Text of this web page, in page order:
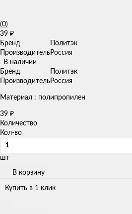
(0)
39 ₽
Бренд
Политэк
ПроизводительРоссия
В наличии
Бренд
Политэк
ПроизводительРоссия
Материал : полипропилен
39 ₽
Количество
Кол-во
шт
В корзину
Купить в 1 клик